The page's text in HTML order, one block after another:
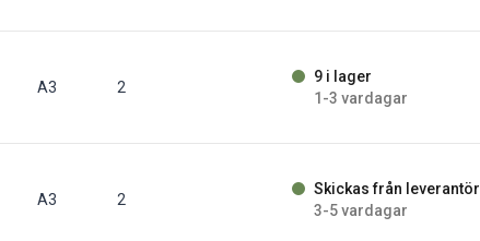
A3 2
9 i lager
1-3 vardagar
A3 2
Skickas från leverantör
3-5 vardagar